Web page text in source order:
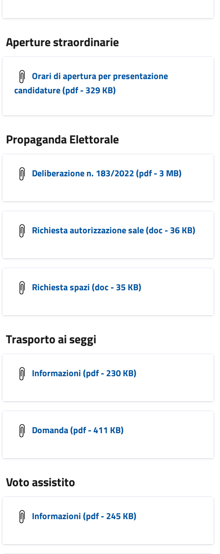
Aperture straordinarie
Orari di apertura per presentazione
candidature (pdf - 329 KB)
Propaganda Elettorale
Deliberazione n. 183/2022 (pdf - 3 MB)
Richiesta autorizzazione sale (doc - 36 KB)
Richiesta spazi (doc - 35 KB)
Trasporto ai seggi
Informazioni (pdf - 230 KB)
Domanda (pdf - 411 KB)
Voto assistito
Informazioni (pdf - 245 KB)